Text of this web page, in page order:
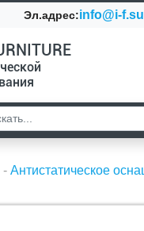
Эл.адрес:info@i-f.su
- Антистатическое